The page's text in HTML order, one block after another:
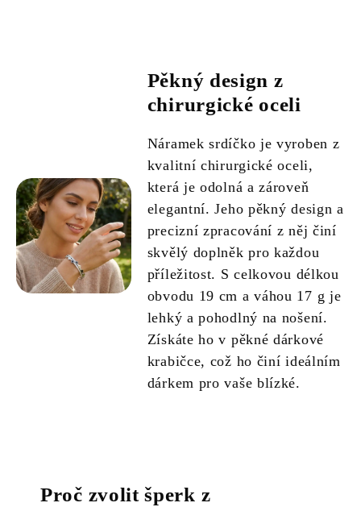
Pěkný design z
chirurgické oceli
Náramek srdíčko je vyroben z
kvalitní chirurgické oceli,
která je odolná a zároveň
elegantní. Jeho pěkný design a
precizní zpracování z něj činí
skvělý doplněk pro každou
příležitost. S celkovou délkou
obvodu 19 cm a váhou 17 g je
lehký a pohodlný na nošení.
Získáte ho v pěkné dárkové
krabičce, což ho činí ideálním
dárkem pro vaše blízké.
Proč zvolit šperk z